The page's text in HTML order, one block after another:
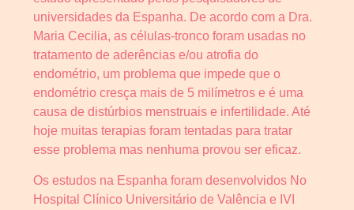
universidades da Espanha. De acordo com a Dra.
Maria Cecilia, as células-tronco foram usadas no
tratamento de aderências e/ou atrofia do
endométrio, um problema que impede que o
endométrio cresça mais de 5 milímetros e é uma
causa de distúrbios menstruais e infertilidade. Até
hoje muitas terapias foram tentadas para tratar
esse problema mas nenhuma provou ser eficaz.
Os estudos na Espanha foram desenvolvidos No
Hospital Clínico Universitário de Valência e IVI